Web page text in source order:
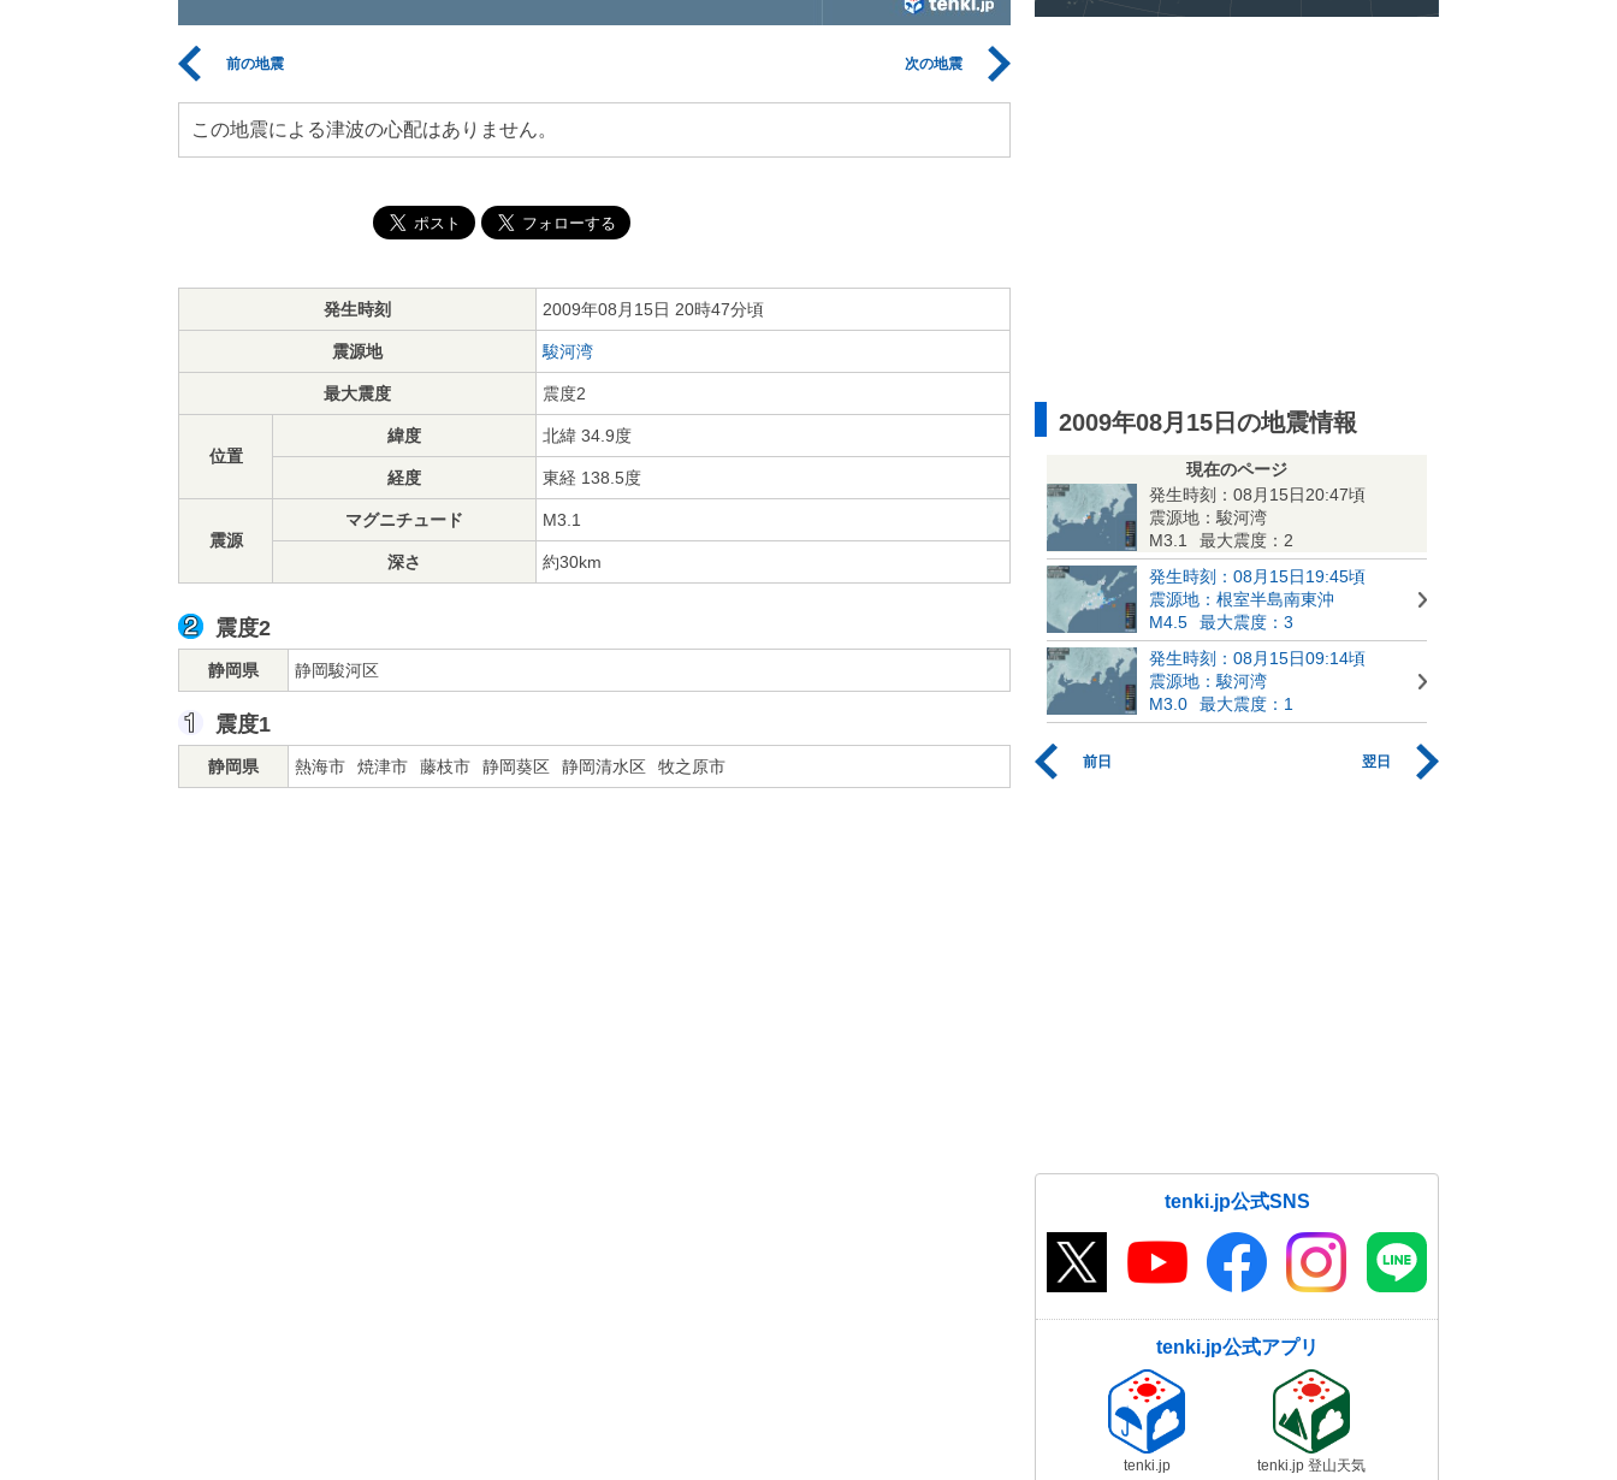
前の地震 次の地震
この地震による津波の心配はありません。
発生時刻 2009年08月15日 20時47分頃
震源地 駿河湾
最大震度 震度2
位置
緯度 北緯 34.9度
経度 東経 138.5度
震源
マグニチュード M3.1
深さ 約30km
震度2
静岡県 静岡駿河区
震度1
静岡県 熱海市 焼津市 藤枝市 静岡葵区 静岡清水区 牧之原市
2009年08月15日の地震情報
現在のページ
発生時刻：08月15日20:47頃
震源地：駿河湾
M3.1
最大震度：2
発生時刻：08月15日19:45頃
震源地：根室半島南東沖
M4.5
最大震度：3
発生時刻：08月15日09:14頃
震源地：駿河湾
M3.0
最大震度：1
前日 翌日
tenki.jp公式SNS
tenki.jp公式アプリ
tenki.jp tenki.jp 登山天気